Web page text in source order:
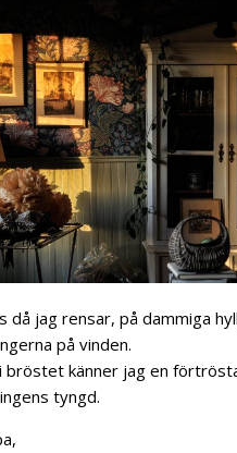
då jag rensar, på dammiga
på vinden.
bröstet känner jag en
tyngd.